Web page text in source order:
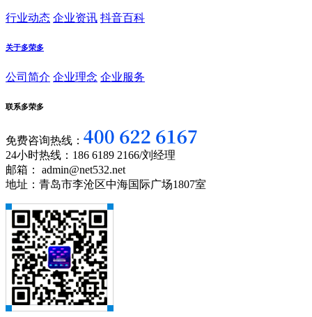
行业动态 企业资讯 抖音百科
关于多荣多
公司简介 企业理念 企业服务
联系多荣多
免费咨询热线：
24小时热线：186 6189 2166/刘经理
邮箱： admin@net532.net
地址：青岛市李沧区中海国际广场1807室